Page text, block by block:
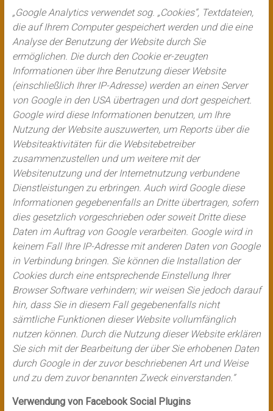
„Google Analytics verwendet sog. „Cookies“, Textdateien,
die auf Ihrem Computer gespeichert werden und die eine
Analyse der Benutzung der Website durch Sie
ermöglichen. Die durch den Cookie er-zeugten
Informationen über Ihre Benutzung dieser Website
(einschließlich Ihrer IP-Adresse) werden an einen Server
von Google in den USA übertragen und dort gespeichert.
Google wird diese Informationen benutzen, um Ihre
Nutzung der Website auszuwerten, um Reports über die
Websiteaktivitäten für die Websitebetreiber
zusammenzustellen und um weitere mit der
Websitenutzung und der Internetnutzung verbundene
Dienstleistungen zu erbringen. Auch wird Google diese
Informationen gegebenenfalls an Dritte übertragen, sofern
dies gesetzlich vorgeschrieben oder soweit Dritte diese
Daten im Auftrag von Google verarbeiten. Google wird in
keinem Fall Ihre IP-Adresse mit anderen Daten von Google
in Verbindung bringen. Sie können die Installation der
Cookies durch eine entsprechende Einstellung Ihrer
Browser Software verhindern; wir weisen Sie jedoch darauf
hin, dass Sie in diesem Fall gegebenenfalls nicht
sämtliche Funktionen dieser Website vollumfänglich
nutzen können. Durch die Nutzung dieser Website erklären
Sie sich mit der Bearbeitung der über Sie erhobenen Daten
durch Google in der zuvor beschriebenen Art und Weise
und zu dem zuvor benannten Zweck einverstanden.“
Verwendung von Facebook Social Plugins